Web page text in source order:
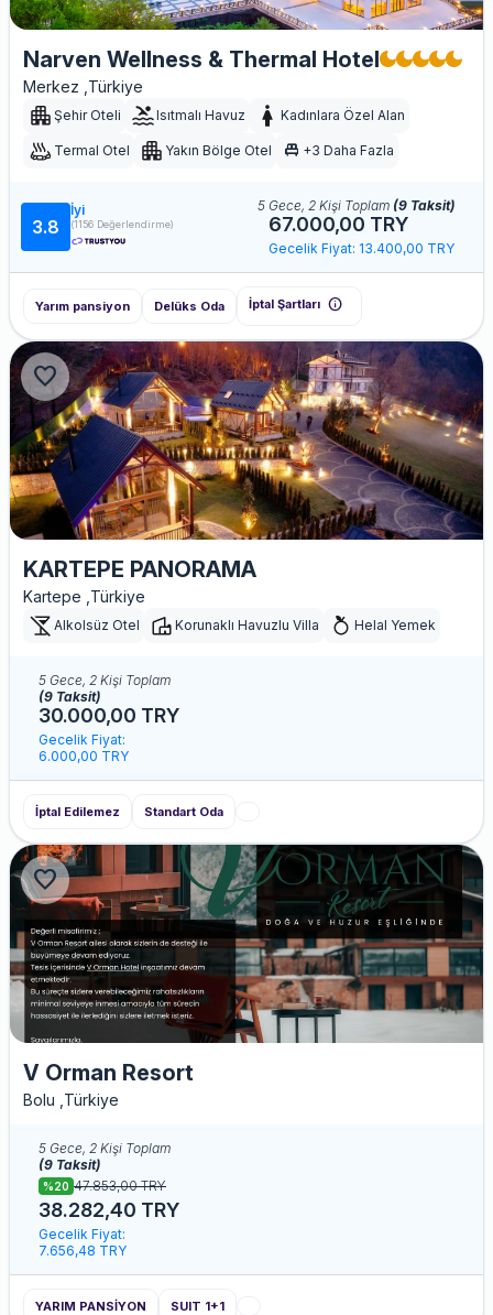
Narven Wellness & Thermal Hotel
Merkez ,Türkiye
Şehir Oteli Isıtmalı Havuz Kadınlara Özel Alan
Termal Otel Yakın Bölge Otel single_bed +3 Daha Fazla
3.8
İyi
(1156 Değerlendirme)
5 Gece, 2 Kişi Toplam (9 Taksit)
67.000,00 TRY
Gecelik Fiyat: 13.400,00 TRY
Yarım pansiyon Delüks Oda İptal Şartları info
favorite
KARTEPE PANORAMA
Kartepe ,Türkiye
Alkolsüz Otel Korunaklı Havuzlu Villa Helal Yemek
5 Gece, 2 Kişi Toplam
(9 Taksit)
30.000,00 TRY
Gecelik Fiyat:
6.000,00 TRY
İptal Edilemez Standart Oda
favorite
V Orman Resort
Bolu ,Türkiye
5 Gece, 2 Kişi Toplam
(9 Taksit)
%20 47.853,00 TRY
38.282,40 TRY
Gecelik Fiyat:
7.656,48 TRY
YARIM PANSİYON SUIT 1+1